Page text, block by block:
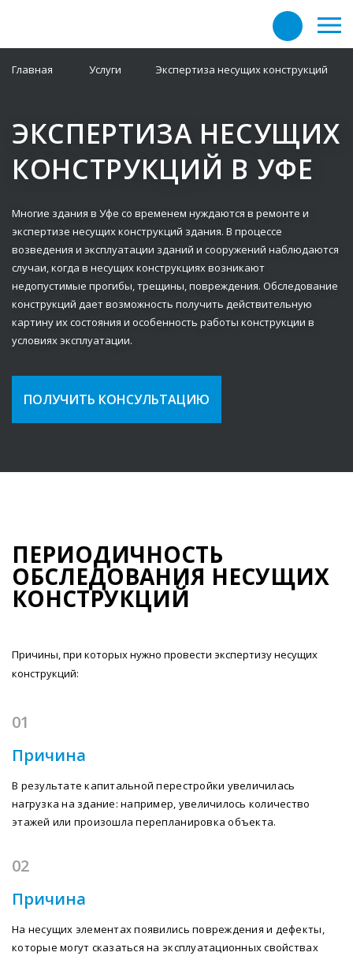
Главная Услуги Экспертиза несущих конструкций
ЭКСПЕРТИЗА НЕСУЩИХ
КОНСТРУКЦИЙ В УФЕ
Многие здания в Уфе со временем нуждаются в ремонте и
экспертизе несущих конструкций здания. В процессе
возведения и эксплуатации зданий и сооружений наблюдаются
случаи, когда в несущих конструкциях возникают
недопустимые прогибы, трещины, повреждения. Обследование
конструкций дает возможность получить действительную
картину их состояния и особенность работы конструкции в
условиях эксплуатации.
ПОЛУЧИТЬ КОНСУЛЬТАЦИЮ
ПЕРИОДИЧНОСТЬ
ОБСЛЕДОВАНИЯ НЕСУЩИХ
КОНСТРУКЦИЙ
Причины, при которых нужно провести экспертизу несущих
конструкций:
01
Причина
В результате капитальной перестройки увеличилась
нагрузка на здание: например, увеличилось количество
этажей или произошла перепланировка объекта.
02
Причина
На несущих элементах появились повреждения и дефекты,
которые могут сказаться на эксплуатационных свойствах